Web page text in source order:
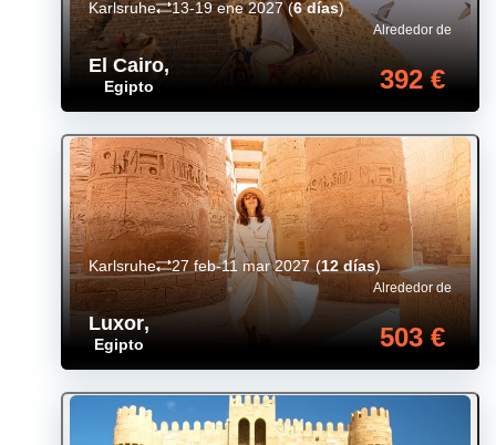
El Cairo,
Egipto
Alrededor de
392 €
Karlsruhe 13-19 ene 2027(6 días)
Luxor,
Egipto
Alrededor de
503 €
Karlsruhe 27 feb-11 mar 2027(12 días)